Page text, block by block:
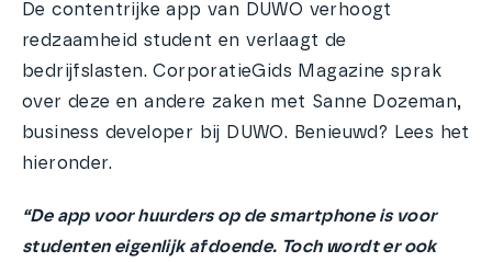
De contentrijke app van DUWO verhoogt
redzaamheid student en verlaagt de
bedrijfslasten. CorporatieGids Magazine sprak
over deze en andere zaken met Sanne Dozeman,
business developer bij DUWO. Benieuwd? Lees het
hieronder.
“De app voor huurders op de smartphone is voor
studenten eigenlijk afdoende. Toch wordt er ook